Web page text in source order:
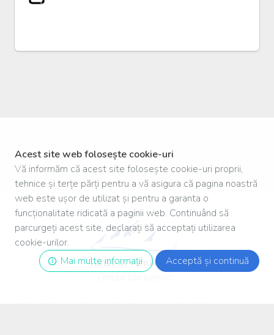
Turist-în-românia.ro
Acest site web folosește cookie-uri
Vă informăm că acest site folosește cookie-uri proprii,
tehnice și terțe părți pentru a vă asigura că pagina noastră
web este ușor de utilizat și pentru a garanta o
funcționalitate ridicată a paginii web. Continuând să
parcurgeți acest site, declarați să acceptați utilizarea
cookie-urilor.
Acceptă și continuă
Mai multe informații